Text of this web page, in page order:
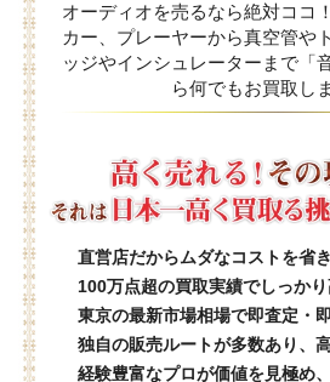
オーディオを売るなら絶対ココ
カー、プレーヤーから真空管や
ッジやインシュレーターまで「
ら何でもお買取し
直営店だからムダなコストを省
100万点超の買取実績でしっかり
東京の最新市場相場で即査定・即
独自の販売ルートが多数あり、
経験豊富なプロが価値を見極め